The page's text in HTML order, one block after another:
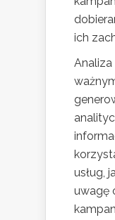
ich
usług,
uwagę